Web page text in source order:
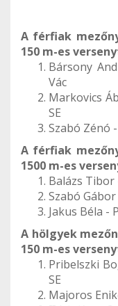
A férfiak
150 m-es
Bársony
Vác
Markovics
SE
Szabó Zénó
A férfiak
1500 m-es
Balázs Tibor
Szabó
Jakus Béla -
A hölgyek
150 m-es
Pribelszki
SE
Majoros